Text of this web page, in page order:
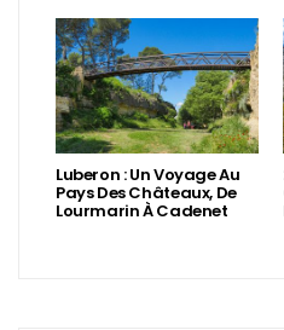
Luberon : Un Voyage Au
Pays Des Châteaux, De
Lourmarin À Cadenet